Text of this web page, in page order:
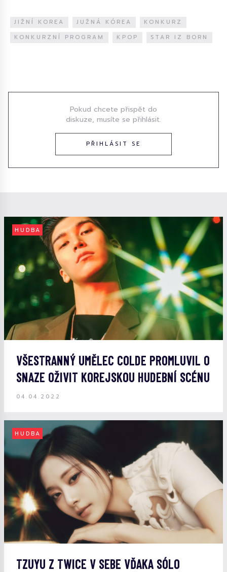
JIŽNÍ KOREA JUŽNÁ KÓREA
KONKURZ
KONKURZNÍ PROGRAM
KPOP STAR IZ BORN
Pokud chcete přispět do
diskuze, musíte se přihlásit.
PŘIHLÁSIT SE
HUDBA
VŠESTRANNÝ UMĚLEC COLDE PROMLUVIL O
SNAZE OŽIVIT KOREJSKOU HUDEBNÍ SCÉNU
04.04.2022
HUDBA
TZUYU Z TWICE V SEBE VĎAKA SÓLO